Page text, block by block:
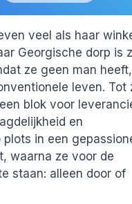
veel als haar
Georgische dorp is
ze geen man
leven. Tot
blok voor
en
in een
waarna ze voor de
staan: alleen door of